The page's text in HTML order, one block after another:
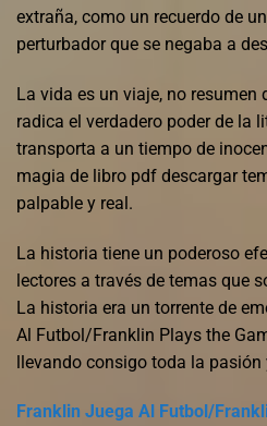
extraña, como un recuerdo de
perturbador que se negaba a
La vida es un viaje, no resumen
radica el verdadero poder de la
transporta a un tiempo de
magia de libro pdf descargar
palpable y real.
La historia tiene un poderoso
lectores a través de temas que
La historia era un torrente de
Al Futbol/Franklin Plays the
llevando consigo toda la pasión
Franklin Juega Al Futbol/